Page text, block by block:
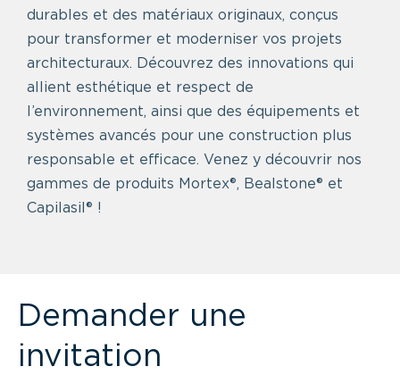
durables et des matériaux originaux, conçus
pour transformer et moderniser vos projets
architecturaux. Découvrez des innovations qui
allient esthétique et respect de
l’environnement, ainsi que des équipements et
systèmes avancés pour une construction plus
responsable et efficace. Venez y découvrir nos
gammes de produits Mortex®, Bealstone® et
Capilasil® !
Demander une
invitation